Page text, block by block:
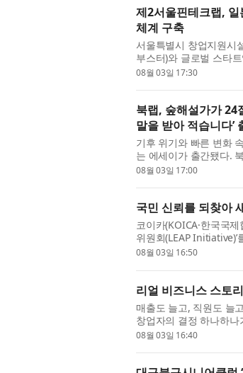
제2서울핀테크랩,
체계 구축
서울특별시 창업지원시
부스터)와 글로벌 스타
했다고 밝혔다. 양 기관
08월 03일 17:30
북랩, 숲해설가가 24
말을 받아 적습니다’
기후 위기와 빠른 변화
는 에세이가 출간됐다.
네는 말을 받아 적습니
08월 03일 17:00
국민 신뢰를 되찾아
코이카(KOICA·한국국
위원회(LEAP
관장 공석의 비상경영체
08월 03일 16:50
리얼 비즈니스 스토
매출도 늘고, 직원도 늘
창업자의 결정 하나하
까지 통째로 사라진다.
08월 03일 16:40